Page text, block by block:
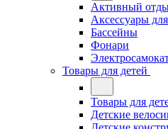
Активный
Аксессуары
Бассейны
Фонари
Товары для детей
Товары для
Детские